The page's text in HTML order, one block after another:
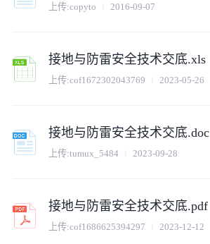
上传:copyto 2016-09-07
接地与防雷安全技术交底.xls
上传:cof1672302043769 2023-05-26
接地与防雷安全技术交底.doc
上传:tumux_5484 2023-09-28
接地与防雷安全技术交底.pdf
上传:cof1686625394297 2023-12-12